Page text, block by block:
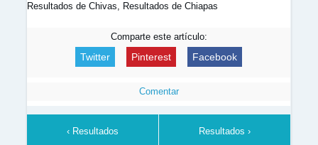
Resultados de Chivas, Resultados de Chiapas
Comparte este artículo:
Twitter Pinterest Facebook
Comentar
‹ Resultados Resultados ›